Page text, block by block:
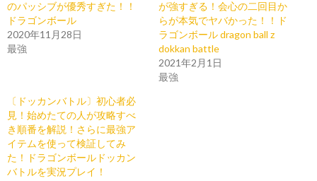
のパッシブが優秀すぎた！！
ドラゴンボール
2020年11月28日
最強
が強すぎる！会心の二回目か
らが本気でヤバかった！！ド
ラゴンボール dragon ball z
dokkan battle
2021年2月1日
最強
〔ドッカンバトル〕初心者必
見！始めたての人が攻略すべ
き順番を解説！さらに最強ア
イテムを使って検証してみ
た！ドラゴンボールドッカン
バトルを実況プレイ！